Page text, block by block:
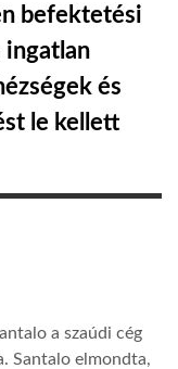
befektetési
ingatlan
és
le kellett
a szaúdi cég
Santalo elmondta,